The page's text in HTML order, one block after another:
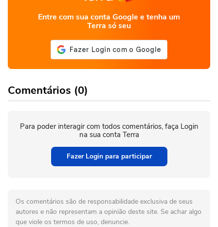
Entre com sua conta Google e tenha um
Terra só seu
Comentários (0)
Para poder interagir com todos comentários, faça Login
na sua conta Terra
Fazer Login para participar
Os comentários são de responsabilidade exclusiva de seus
autores e não representam a opinião deste site. Se achar algo
que viole os termos de uso, denuncie.